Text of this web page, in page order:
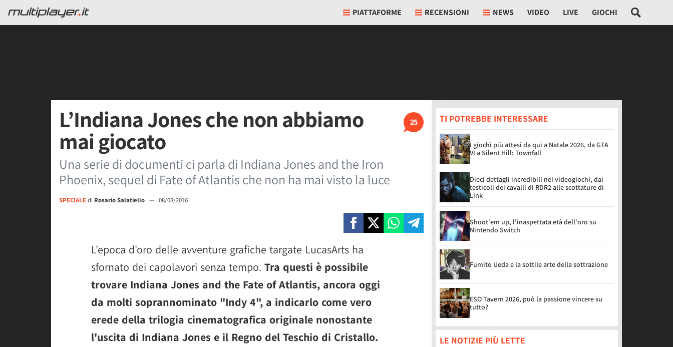
PIATTAFORME RECENSIONI NEWS VIDEO LIVE GIOCHI
25
L’Indiana Jones che non abbiamo
mai giocato
Una serie di documenti ci parla di Indiana Jones and the Iron
Phoenix, sequel di Fate of Atlantis che non ha mai visto la luce
SPECIALEdi Rosario Salatiello — 08/08/2016
L'epoca d'oro delle avventure grafiche targate LucasArts ha
sfornato dei capolavori senza tempo. Tra questi è possibile
trovare Indiana Jones and the Fate of Atlantis, ancora oggi
da molti soprannominato "Indy 4", a indicarlo come vero
erede della trilogia cinematografica originale nonostante
l'uscita di Indiana Jones e il Regno del Teschio di Cristallo.
TI POTREBBE INTERESSARE
I giochi più attesi da qui a Natale 2026, da GTA
VI a Silent Hill: Townfall
Dieci dettagli incredibili nei videogiochi, dai
testicoli dei cavalli di RDR2 alle scottature di
Link
Shoot'em up, l'inaspettata età dell'oro su
Nintendo Switch
Fumito Ueda e la sottile arte della sottrazione
ESO Tavern 2026, può la passione vincere su
tutto?
LE NOTIZIE PIÙ LETTE